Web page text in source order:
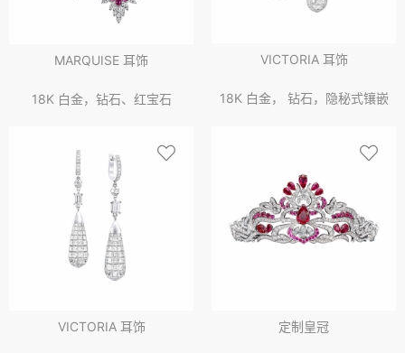
MARQUISE 耳饰
18K 白金，钻石、红宝石
VICTORIA 耳饰
18K 白金， 钻石，隐秘式镶嵌
VICTORIA 耳饰 定制皇冠